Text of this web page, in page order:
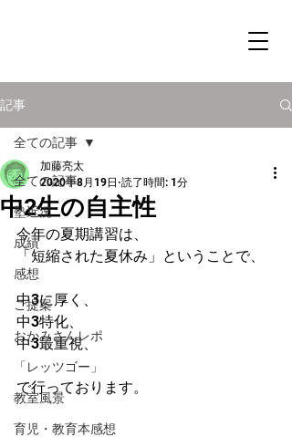
記事
全ての記事
塾近況
成績
感想
ご提案
おかみさんレポ
「レッツゴー」
教室風景
育児・教育本感想
全ての記事
中2生の自主性
加藤亮太
2020年8月19日 読了時間: 1分
今年の夏期講習は、
「短縮された夏休み」ということで、
中3に厚く、
中3特化、
中3最重視、
で行っております。